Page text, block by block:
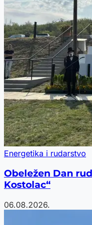
Energetika i rudarstvo
Obeležen Dan
Kostolac“
06.08.2026.